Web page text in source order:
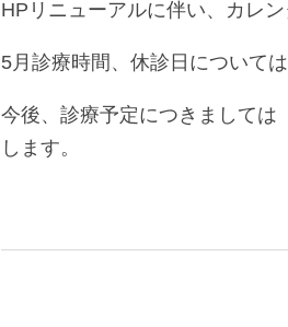
HPリニューアルに伴い、カレ
5月診療時間、休診日については
今後、診療予定につきましては
します。